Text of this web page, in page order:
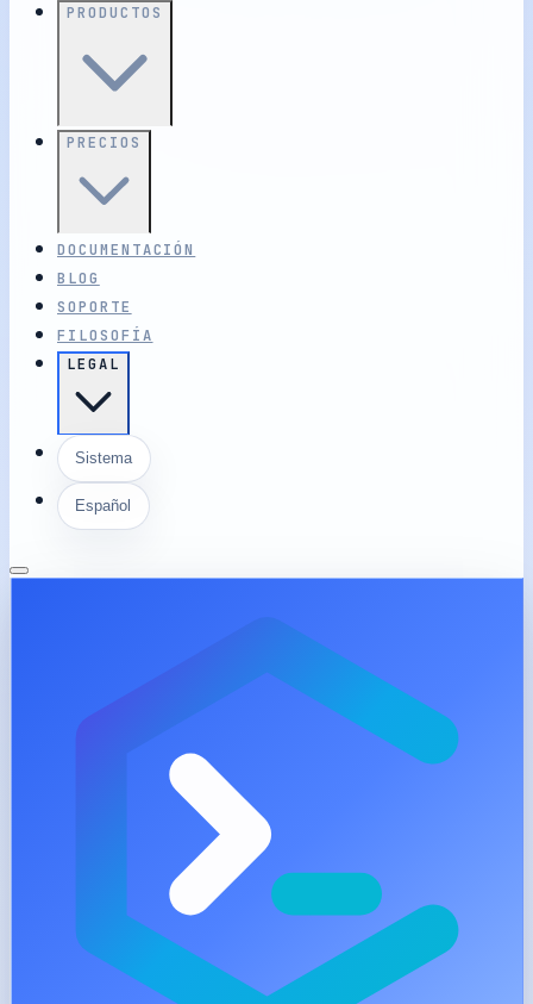
PRODUCTOS
PRECIOS
DOCUMENTACIÓN
BLOG
SOPORTE
FILOSOFÍA
LEGAL
Sistema
Español